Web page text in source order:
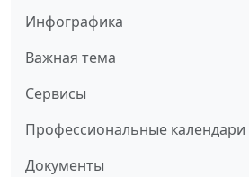
Инфографика
Важная тема
Сервисы
Профессиональные календари
Документы